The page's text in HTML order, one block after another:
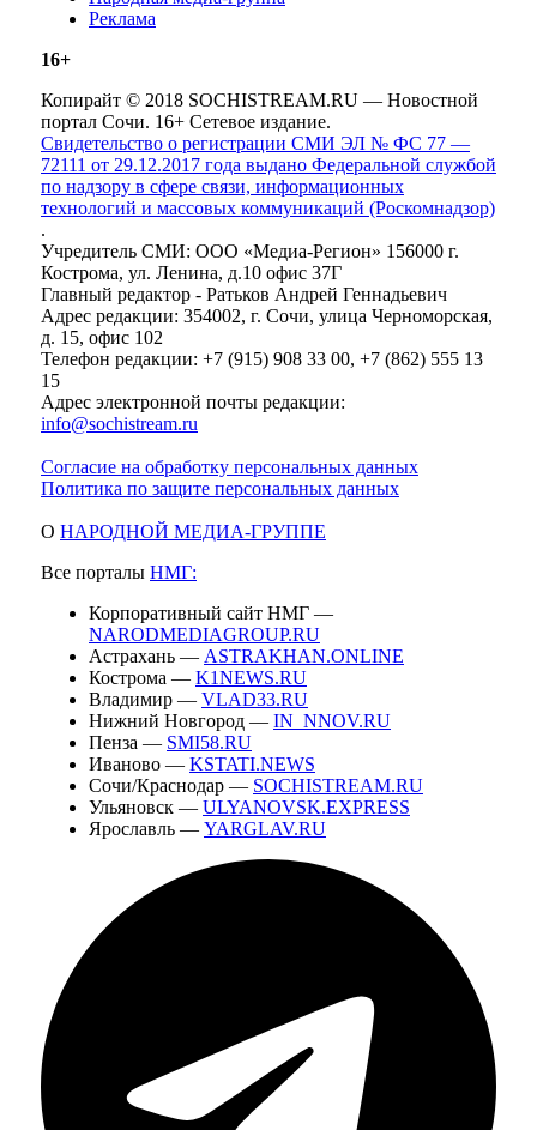
Реклама
16+
Копирайт © 2018 SOCHISTREAM.RU — Новостной
портал Сочи. 16+ Сетевое издание.
Свидетельство о регистрации СМИ ЭЛ № ФС 77 —
72111 от 29.12.2017 года выдано Федеральной службой
по надзору в сфере связи, информационных
технологий и массовых коммуникаций (Роскомнадзор)
.
Учредитель СМИ: ООО «Медиа-Регион» 156000 г.
Кострома, ул. Ленина, д.10 офис 37Г
Главный редактор - Ратьков Андрей Геннадьевич
Адрес редакции: 354002, г. Сочи, улица Черноморская,
д. 15, офис 102
Телефон редакции: +7 (915) 908 33 00, +7 (862) 555 13
15
Адрес электронной почты редакции:
info@sochistream.ru
Согласие на обработку персональных данных
Политика по защите персональных данных
О НАРОДНОЙ МЕДИА-ГРУППЕ
Все порталы НМГ:
Корпоративный сайт НМГ —
NARODMEDIAGROUP.RU
Астрахань — ASTRAKHAN.ONLINE
Кострома — K1NEWS.RU
Владимир — VLAD33.RU
Нижний Новгород — IN_NNOV.RU
Пенза — SMI58.RU
Иваново — KSTATI.NEWS
Сочи/Краснодар — SOCHISTREAM.RU
Ульяновск — ULYANOVSK.EXPRESS
Ярославль — YARGLAV.RU